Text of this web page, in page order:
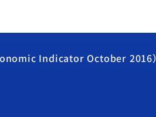
Indicator October 2016）